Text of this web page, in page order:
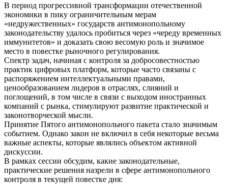
В период прогрессивной трансформации отечественной
экономики в пику ограничительным мерам
«недружественных» государств антимонопольному
законодательству удалось пробиться через «череду временных
иммунитетов» и доказать свою весомую роль и значимое
место в повестке рыночного регулирования.
Спектр задач, начиная с контроля за добросовестностью
практик цифровых платформ, которые часто связаны с
распоряжением интеллектуальными правами,
ценообразованием лидеров в отраслях, слияний и
поглощений, в том числе в связи с выходом иностранных
компаний с рынка, стимулируют развитие практической и
законотворческой мысли.
Принятие Пятого антимонопольного пакета стало значимым
событием. Однако закон не включил в себя некоторые весьма
важные аспекты, которые являлись объектом активной
дискуссии.
В рамках сессии обсудим, какие законодательные,
практические решения назрели в сфере антимонопольного
контроля в текущей повестке дня: